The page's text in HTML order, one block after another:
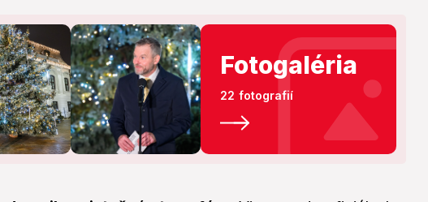
Fotogaléria
22 fotografií